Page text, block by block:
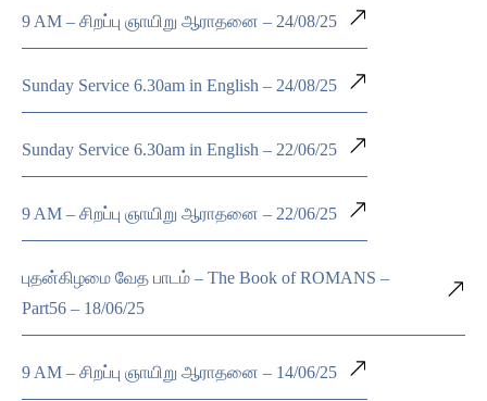
9 AM – சிறப்பு ஞாயிறு ஆராதனை – 24/08/25
Sunday Service 6.30am in English – 24/08/25
Sunday Service 6.30am in English – 22/06/25
9 AM – சிறப்பு ஞாயிறு ஆராதனை – 22/06/25
புதன்கிழமை வேத பாடம் – The Book of ROMANS –
Part56 – 18/06/25
9 AM – சிறப்பு ஞாயிறு ஆராதனை – 14/06/25